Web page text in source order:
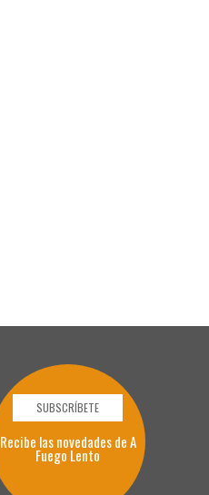
SUBSCRÍBETE
Recibe las novedades de A
Fuego Lento